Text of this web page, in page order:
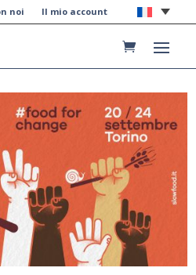
noi Il mio account